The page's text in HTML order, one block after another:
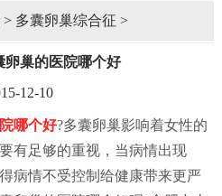
> 多囊卵巢综合征 >
卵巢的医院哪个好
12-10
哪个好?多囊卵巢影响着女性的
有足够的重视，当病情出现
病情不受控制给健康带来更严